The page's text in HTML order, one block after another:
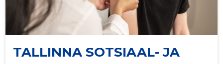
TALLINNA SOTSIAAL- JA